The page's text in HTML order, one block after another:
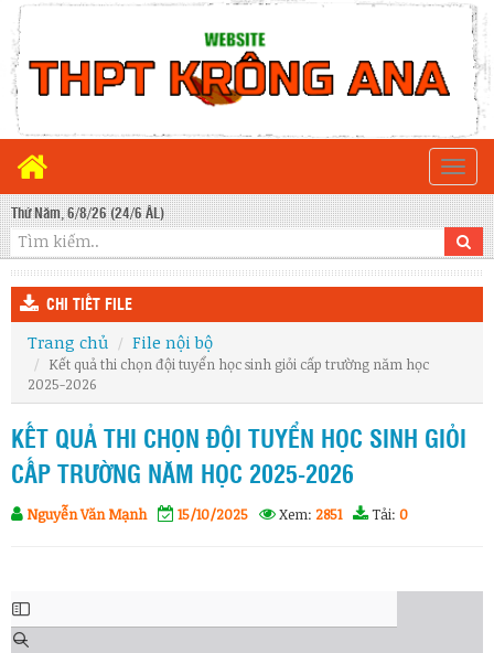
Thứ Năm, 6/8/26 (24/6 ÂL)
CHI TIẾT FILE
Trang chủ File nội bộ
Kết quả thi chọn đội tuyển học sinh giỏi cấp trường năm học
2025-2026
KẾT QUẢ THI CHỌN ĐỘI TUYỂN HỌC SINH GIỎI
CẤP TRƯỜNG NĂM HỌC 2025-2026
Nguyễn Văn Mạnh 15/10/2025 Xem: 2851 Tải: 0